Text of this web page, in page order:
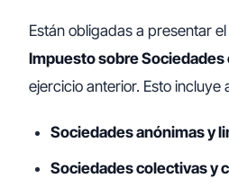
Están obligadas a presentar el
Impuesto sobre Sociedades
ejercicio anterior. Esto incluye
Sociedades anónimas y
Sociedades colectivas y